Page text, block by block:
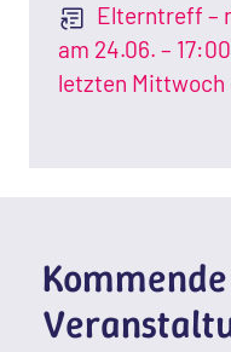
Elterntreff –
am 24.06. –
letzten Mittwoch
Kommende